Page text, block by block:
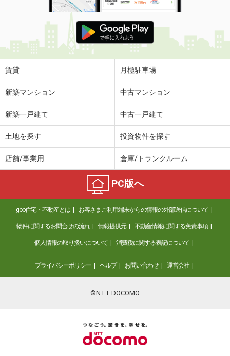
賃貸 月極駐車場
新築マンション 中古マンション
新築一戸建て 中古一戸建て
土地を探す 投資物件を探す
店舗/事業用 倉庫/トランクルーム
PC版へ
goo住宅・不動産とは お客さまご利用端末からの情報の外部送信について
物件に関するお問合せの流れ 情報提供元 不動産情報に関する免責事項
個人情報の取り扱いについて 消費税に関する表記について
プライバシーポリシー ヘルプ お問い合わせ 運営会社
©NTT DOCOMO